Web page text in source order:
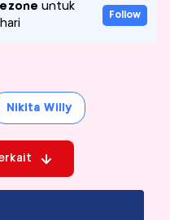
untuk
Follow
Nikita Willy